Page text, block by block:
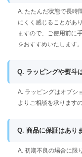
A. たたんだ状態で長時
にくく感じることがあ
ますので、ご使用前に
をおすすめいたします。
Q. ラッピングや熨斗
A. ラッピングはオプシ
よりご相談を承ります
Q. 商品に保証はあり
A. 初期不良の場合に限